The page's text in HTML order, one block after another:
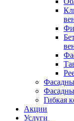
Гибкая
Акции
Услуги